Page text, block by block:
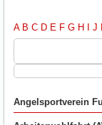
A B C D E F G H J
Angelsportverein